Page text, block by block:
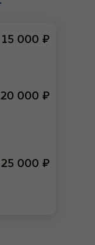
15 000 ₽
20 000 ₽
25 000 ₽